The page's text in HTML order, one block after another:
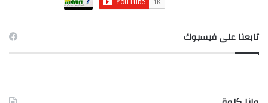
تابعنا على فيسبوك